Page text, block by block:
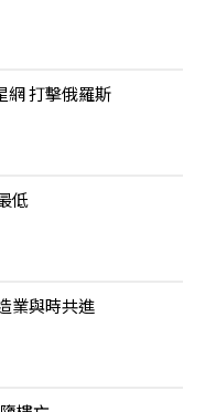
網 打擊俄羅斯
低
業與時共進